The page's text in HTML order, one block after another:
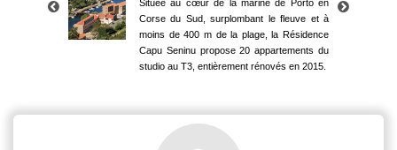
Située au cœur de la marine de Porto en
Corse du Sud, surplombant le fleuve et à
moins de 400 m de la plage, la Résidence
Capu Seninu propose 20 appartements du
studio au T3, entièrement rénovés en 2015.
Corse du Sud, surplombant le fleuve et à
moins de 400 m de la plage, la Résidence